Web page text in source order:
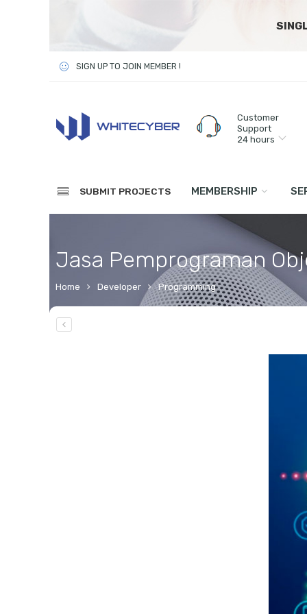
SIGN UP TO JOIN MEMBER !
Customer
Support
24 hours
SUBMIT PROJECTS MEMBERSHIP
Jasa Pemprograman
Home Developer Programming